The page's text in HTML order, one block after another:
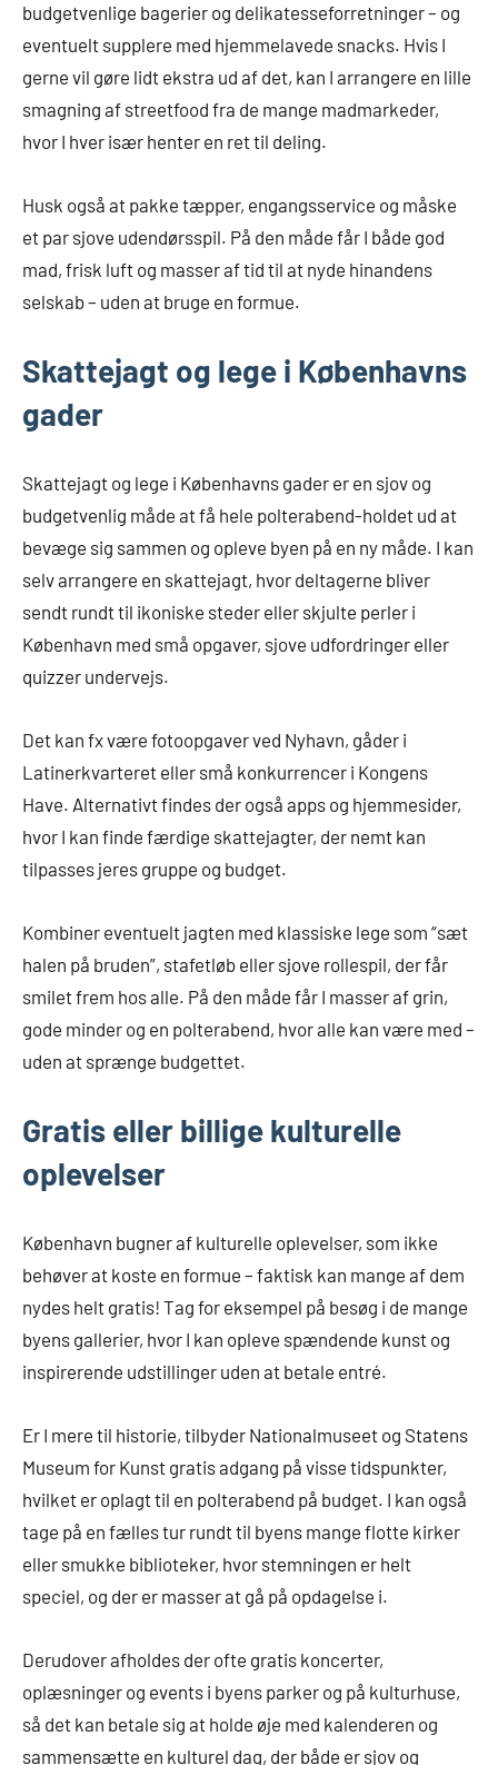
budgetvenlige bagerier og delikatesseforretninger – og
eventuelt supplere med hjemmelavede snacks. Hvis I
gerne vil gøre lidt ekstra ud af det, kan I arrangere en lille
smagning af streetfood fra de mange madmarkeder,
hvor I hver især henter en ret til deling.
Husk også at pakke tæpper, engangsservice og måske
et par sjove udendørsspil. På den måde får I både god
mad, frisk luft og masser af tid til at nyde hinandens
selskab – uden at bruge en formue.
Skattejagt og lege i Københavns
gader
Skattejagt og lege i Københavns gader er en sjov og
budgetvenlig måde at få hele polterabend-holdet ud at
bevæge sig sammen og opleve byen på en ny måde. I kan
selv arrangere en skattejagt, hvor deltagerne bliver
sendt rundt til ikoniske steder eller skjulte perler i
København med små opgaver, sjove udfordringer eller
quizzer undervejs.
Det kan fx være fotoopgaver ved Nyhavn, gåder i
Latinerkvarteret eller små konkurrencer i Kongens
Have. Alternativt findes der også apps og hjemmesider,
hvor I kan finde færdige skattejagter, der nemt kan
tilpasses jeres gruppe og budget.
Kombiner eventuelt jagten med klassiske lege som “sæt
halen på bruden”, stafetløb eller sjove rollespil, der får
smilet frem hos alle. På den måde får I masser af grin,
gode minder og en polterabend, hvor alle kan være med –
uden at sprænge budgettet.
Gratis eller billige kulturelle
oplevelser
København bugner af kulturelle oplevelser, som ikke
behøver at koste en formue – faktisk kan mange af dem
nydes helt gratis! Tag for eksempel på besøg i de mange
byens gallerier, hvor I kan opleve spændende kunst og
inspirerende udstillinger uden at betale entré.
Er I mere til historie, tilbyder Nationalmuseet og Statens
Museum for Kunst gratis adgang på visse tidspunkter,
hvilket er oplagt til en polterabend på budget. I kan også
tage på en fælles tur rundt til byens mange flotte kirker
eller smukke biblioteker, hvor stemningen er helt
speciel, og der er masser at gå på opdagelse i.
Derudover afholdes der ofte gratis koncerter,
oplæsninger og events i byens parker og på kulturhuse,
så det kan betale sig at holde øje med kalenderen og
sammensætte en kulturel dag, der både er sjov og